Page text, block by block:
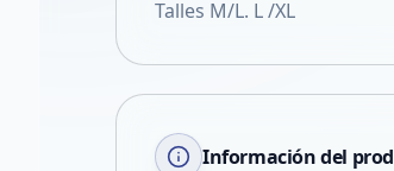
Talles M/L. L /XL
Información del